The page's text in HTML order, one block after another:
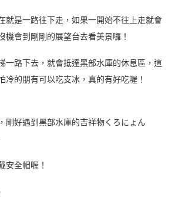
就是一路往下走，如果一開始不往上走就會
機會到剛剛的展望台去看美景囉！
一路下去，就會抵達黑部水庫的休息區，這
冷的朋有可以吃支冰，真的有好吃喔！
剛好遇到黑部水庫的吉祥物くろにょん
安全帽喔！